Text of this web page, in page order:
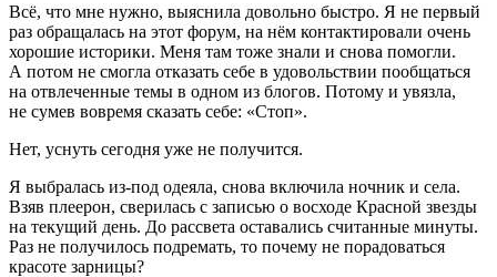
Всё, что мне нужно, выяснила довольно быстро. Я не первый
раз обращалась на этот форум, на нём контактировали очень
хорошие историки. Меня там тоже знали и снова помогли.
А потом не смогла отказать себе в удовольствии пообщаться
на отвлеченные темы в одном из блогов. Потому и увязла,
не сумев вовремя сказать себе: «Стоп».
Нет, уснуть сегодня уже не получится.
Я выбралась из-под одеяла, снова включила ночник и села.
Взяв плеерон, сверилась с записью о восходе Красной звезды
на текущий день. До рассвета оставались считанные минуты.
Раз не получилось подремать, то почему не порадоваться
красоте зарницы?